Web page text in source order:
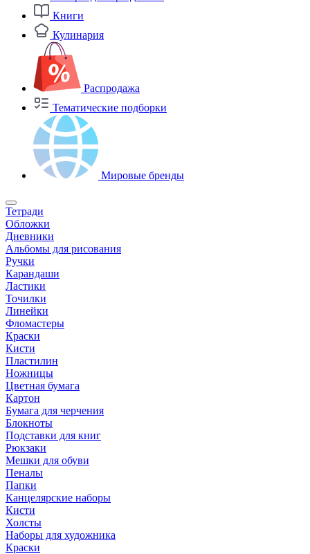
Книги
Кулинария
Распродажа
Тематические подборки
Мировые бренды
Тетради
Обложки
Дневники
Альбомы для рисования
Ручки
Карандаши
Ластики
Точилки
Линейки
Фломастеры
Краски
Кисти
Пластилин
Ножницы
Цветная бумага
Картон
Бумага для черчения
Блокноты
Подставки для книг
Рюкзаки
Мешки для обуви
Пеналы
Папки
Канцелярские наборы
Кисти
Холсты
Наборы для художника
Краски